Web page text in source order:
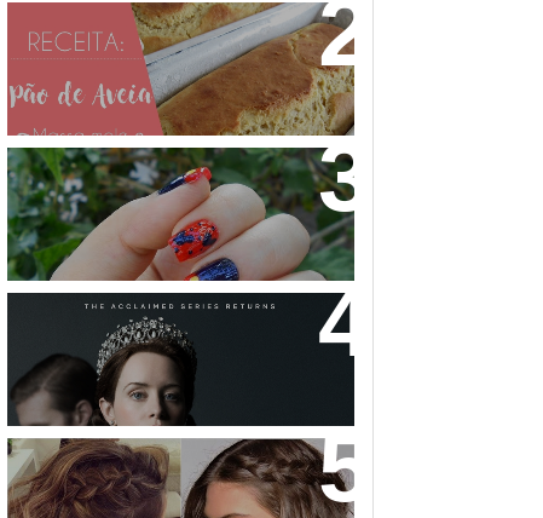
PÃO DE AVEIA FEITO COM MASSA
MOLE - NÃO PRECISA SOVAR! VEM
APRENDER!
NAIL ART MICKEY MOUSE
THE CROWN: A HISTÓRIA DA
REALEZA BRITÂNICA COMO VOCÊ
NUNCA VIU!
32 INSPIRAÇÕES DE PENTEADOS
PARA CABELOS CURTOS